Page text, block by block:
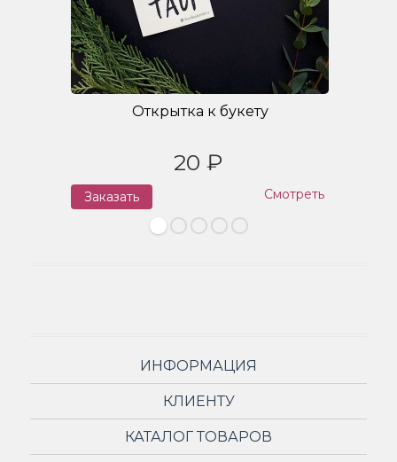
Открытка к букету
20 ₽
Заказать Смотреть
ИНФОРМАЦИЯ
КЛИЕНТУ
КАТАЛОГ ТОВАРОВ